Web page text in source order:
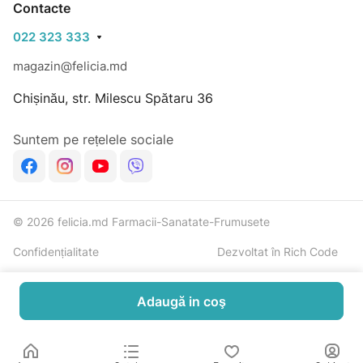
Contacte
022 323 333
magazin@felicia.md
Chișinău, str. Milescu Spătaru 36
Suntem pe rețelele sociale
© 2026 felicia.md Farmacii-Sanatate-Frumusete
Confidențialitate Dezvoltat în Rich Code
Adaugă in coş